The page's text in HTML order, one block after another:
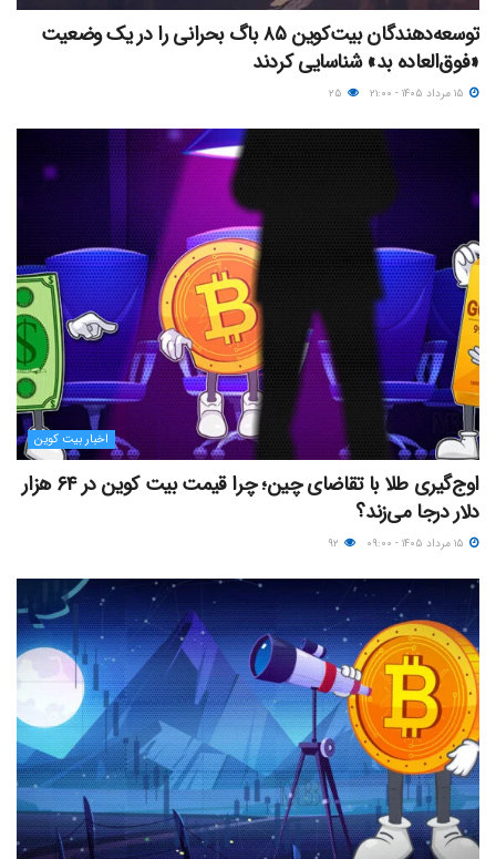
توسعه‌دهندگان بیت‌کوین ۸۵ باگ بحرانی را در یک وضعیت
«فوق‌العاده بد» شناسایی کردند
اخبار بیت کوین
اوج‌گیری طلا با تقاضای چین؛ چرا قیمت بیت کوین در ۶۴ هزار
دلار درجا می‌زند؟